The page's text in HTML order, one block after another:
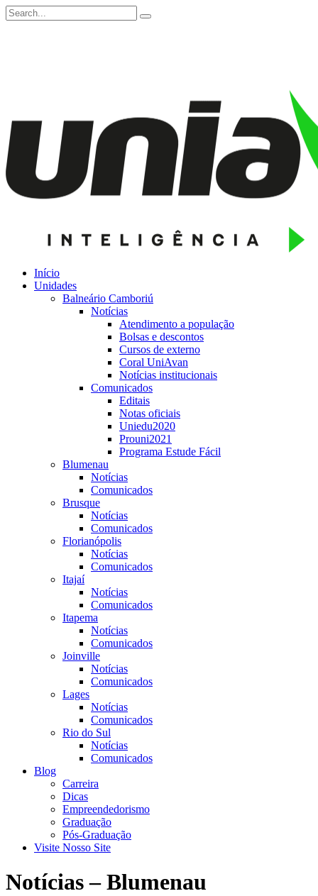
Início
Unidades
Balneário Camboriú
Notícias
Atendimento a população
Bolsas e descontos
Cursos de externo
Coral UniAvan
Notícias institucionais
Comunicados
Editais
Notas oficiais
Uniedu2020
Prouni2021
Programa Estude Fácil
Blumenau
Notícias
Comunicados
Brusque
Notícias
Comunicados
Florianópolis
Notícias
Comunicados
Itajaí
Notícias
Comunicados
Itapema
Notícias
Comunicados
Joinville
Notícias
Comunicados
Lages
Notícias
Comunicados
Rio do Sul
Notícias
Comunicados
Blog
Carreira
Dicas
Empreendedorismo
Graduação
Pós-Graduação
Visite Nosso Site
Notícias – Blumenau